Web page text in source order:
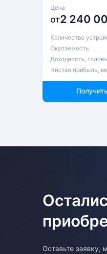
Цена
от2 240
Количество
Окупаемость
Доходность,
Чистая прибыль,
Оставьте